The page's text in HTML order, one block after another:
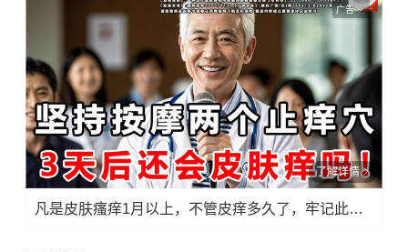
广告
了解详情
凡是皮肤瘙痒1月以上，不管皮痒多久了，牢记此法，快！准！狠！